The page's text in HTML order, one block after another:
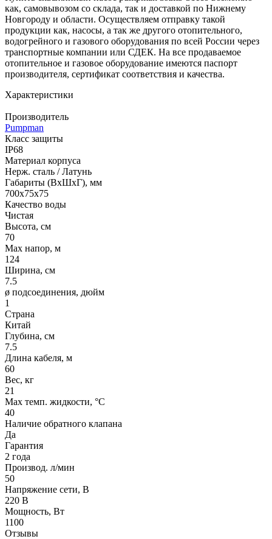
как, самовывозом со склада, так и доставкой по Нижнему
Новгороду и области. Осуществляем отправку такой
продукции как, насосы, а так же другого отопительного,
водогрейного и газового оборудования по всей России через
транспортные компании или СДЕК. На все продаваемое
отопительное и газовое оборудование имеются паспорт
производителя, сертификат соответствия и качества.
Характеристики
Производитель
Pumpman
Класс защиты
IP68
Материал корпуса
Нерж. сталь / Латунь
Габариты (ВхШхГ), мм
700x75x75
Качество воды
Чистая
Высота, см
70
Max напор, м
124
Ширина, см
7.5
ø подсоединения, дюйм
1
Страна
Китай
Глубина, см
7.5
Длина кабеля, м
60
Вес, кг
21
Max темп. жидкости, °С
40
Наличие обратного клапана
Да
Гарантия
2 года
Производ. л/мин
50
Напряжение сети, В
220 В
Мощность, Вт
1100
Отзывы